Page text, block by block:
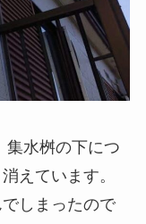
集水桝の下につ
えています。
しまったので